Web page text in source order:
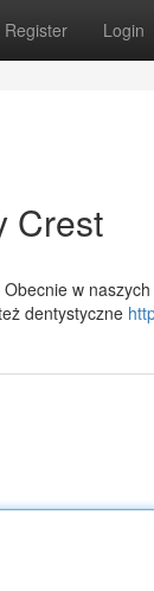
Register Login
Crest
w
dentystyczne